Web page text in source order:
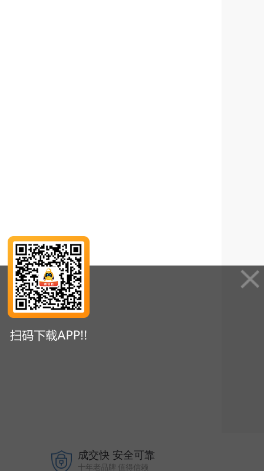
成交快 安全可靠
十年老品牌 值得信赖